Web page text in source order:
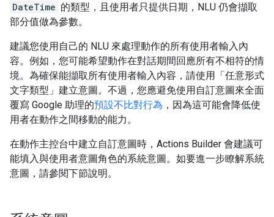
DateTime 的類型，且使用者只提供日期，NLU 仍會擷取
部分值做為參數。
建議您使用自己的 NLU 來處理動作的所有使用者輸入內
容。例如，您可能希望動作在對話期間回應所有不相符的情
境。為確保能擷取所有使用者輸入內容，請使用「任意形式
文字類型」 建立意圖。不過，您應避免使用自訂意圖來全面
覆寫 Google 助理的預設不比對行為 ，因為這可能會降低使
用者在動作之間移動的能力。
在動作主控台中建立自訂意圖時，Actions Builder 會建議可
能填入與使用者意圖角色的系統意圖。如要進一步瞭解系統
意圖，請參閱下節說明。